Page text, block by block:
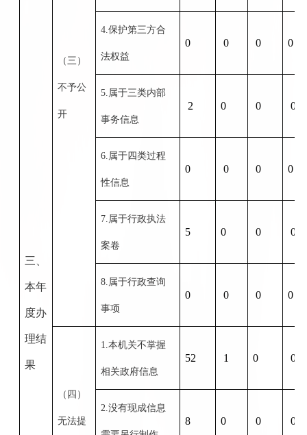
三、
本年
度办
理结
果
（三）
不予公
开
4.保护第三方合
法权益
0 0 0 0
5.属于三类内部
事务信息
2 0 0 0
6.属于四类过程
性信息
0 0 0 0
7.属于行政执法
案卷
5 0 0 0
8.属于行政查询
事项
0 0 0 0
（四）
无法提
1.本机关不掌握
相关政府信息
52 1 0 0
2.没有现成信息
8 0 0 0